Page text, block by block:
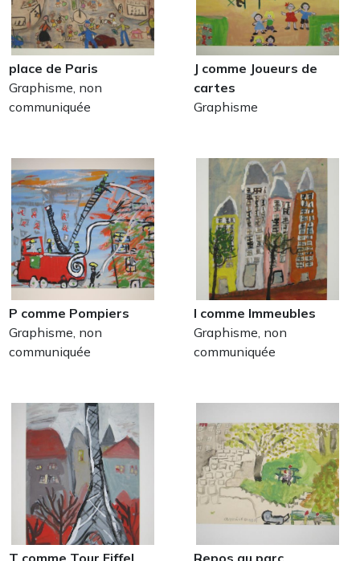
place de Paris
Graphisme, non
communiquée
J comme Joueurs de
cartes
Graphisme
P comme Pompiers
Graphisme, non
communiquée
I comme Immeubles
Graphisme, non
communiquée